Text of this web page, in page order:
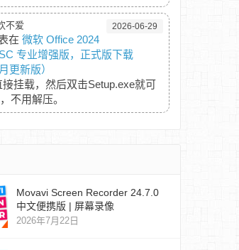
不爱 2026-06-29
在 微软 Office 2024
专业增强版，正式版下载
更新版）
接挂载，然后双击Setup.exe就可
不用解压。
Movavi Screen Recorder 24.7.0
中文便携版 | 屏幕录像
2026年7月22日